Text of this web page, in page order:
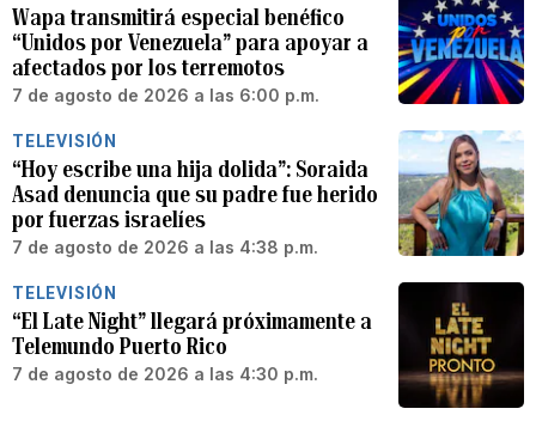
Wapa transmitirá especial benéfico
“Unidos por Venezuela” para apoyar a
afectados por los terremotos
7 de agosto de 2026 a las 6:00 p.m.
TELEVISIÓN
“Hoy escribe una hija dolida”: Soraida
Asad denuncia que su padre fue herido
por fuerzas israelíes
7 de agosto de 2026 a las 4:38 p.m.
TELEVISIÓN
“El Late Night” llegará próximamente a
Telemundo Puerto Rico
7 de agosto de 2026 a las 4:30 p.m.